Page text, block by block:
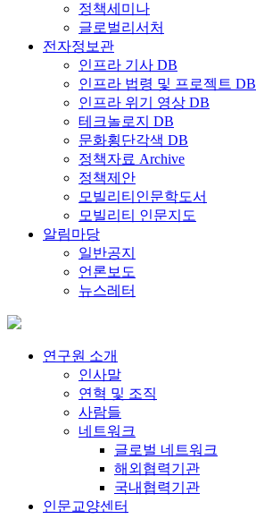
정책세미나
글로벌리서처
전자정보관
인프라 기사 DB
인프라 법령 및 프로젝트 DB
인프라 위기 영상 DB
테크놀로지 DB
문화횡단각색 DB
정책자료 Archive
정책제안
모빌리티인문학도서
모빌리티 인문지도
알림마당
일반공지
언론보도
뉴스레터
연구원 소개
인사말
연혁 및 조직
사람들
네트워크
글로벌 네트워크
해외협력기관
국내협력기관
인문교양센터